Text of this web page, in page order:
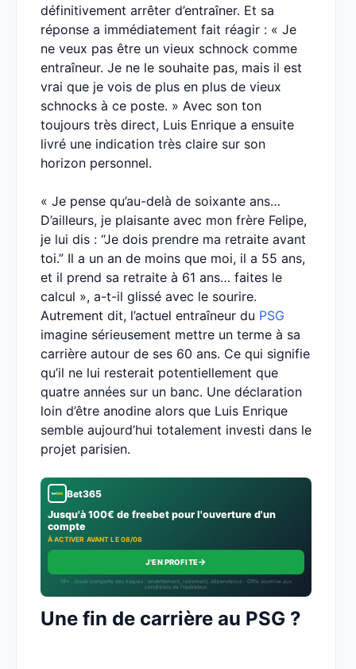
définitivement arrêter d’entraîner. Et sa
réponse a immédiatement fait réagir : « Je
ne veux pas être un vieux schnock comme
entraîneur. Je ne le souhaite pas, mais il est
vrai que je vois de plus en plus de vieux
schnocks à ce poste. » Avec son ton
toujours très direct, Luis Enrique a ensuite
livré une indication très claire sur son
horizon personnel.
« Je pense qu’au-delà de soixante ans…
D’ailleurs, je plaisante avec mon frère Felipe,
je lui dis : “Je dois prendre ma retraite avant
toi.” Il a un an de moins que moi, il a 55 ans,
et il prend sa retraite à 61 ans… faites le
calcul », a-t-il glissé avec le sourire.
Autrement dit, l’actuel entraîneur du PSG
imagine sérieusement mettre un terme à sa
carrière autour de ses 60 ans. Ce qui signifie
qu’il ne lui resterait potentiellement que
quatre années sur un banc. Une déclaration
loin d’être anodine alors que Luis Enrique
semble aujourd’hui totalement investi dans le
projet parisien.
Bet365
Jusqu'à 100€ de freebet pour l'ouverture d'un
compte
À ACTIVER AVANT LE 08/08
J'EN PROFITE→
18+ · Jouer comporte des risques : endettement, isolement, dépendance · Offre soumise aux
conditions de l’opérateur.
Une fin de carrière au PSG ?